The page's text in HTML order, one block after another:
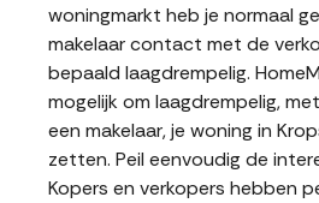
woningmarkt heb je normaal
makelaar contact met de
bepaald laagdrempelig.
mogelijk om laagdrempelig,
een makelaar, je woning in
zetten. Peil eenvoudig de
Kopers en verkopers hebben